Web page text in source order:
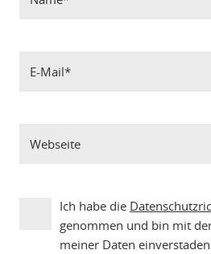
Ich habe die
genommen und bin mit
meiner Daten